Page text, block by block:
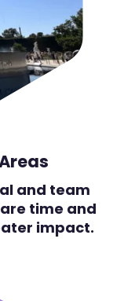
and team
time and
impact.